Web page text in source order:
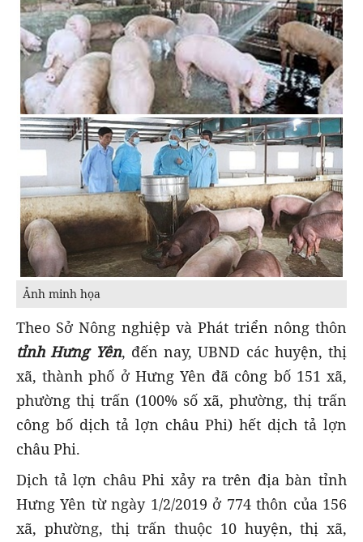
Ảnh minh họa
Theo Sở Nông nghiệp và Phát triển nông thôn
tỉnh Hưng Yên, đến nay, UBND các huyện, thị
xã, thành phố ở Hưng Yên đã công bố 151 xã,
phường thị trấn (100% số xã, phường, thị trấn
công bố dịch tả lợn châu Phi) hết dịch tả lợn
châu Phi.
Dịch tả lợn châu Phi xảy ra trên địa bàn tỉnh
Hưng Yên từ ngày 1/2/2019 ở 774 thôn của 156
xã, phường, thị trấn thuộc 10 huyện, thị xã,